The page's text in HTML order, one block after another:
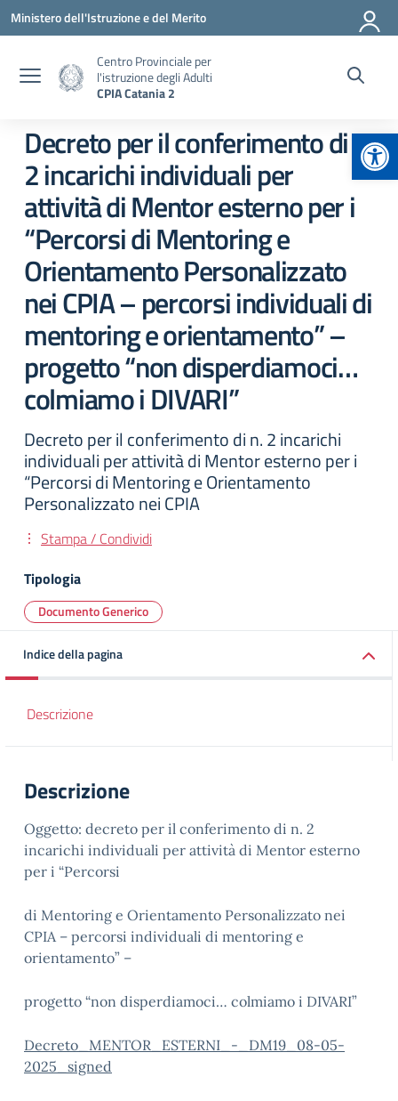
Vai ai contenuti
Vai al menu di navigazione
Vai al footer
Ministero dell'Istruzione e del Merito
Centro Provinciale per
l'istruzione degli Adulti
CPIA Catania 2
Decreto per il conferimento di n.
2 incarichi individuali per
attività di Mentor esterno per i
“Percorsi di Mentoring e
Orientamento Personalizzato
nei CPIA – percorsi individuali di
mentoring e orientamento” –
progetto “non disperdiamoci…
colmiamo i DIVARI”
Decreto per il conferimento di n. 2 incarichi
individuali per attività di Mentor esterno per i
“Percorsi di Mentoring e Orientamento
Personalizzato nei CPIA
Stampa / Condividi
Tipologia
Documento Generico
Indice della pagina
Descrizione
Descrizione
Oggetto: decreto per il conferimento di n. 2
incarichi individuali per attività di Mentor esterno
per i “Percorsi
di Mentoring e Orientamento Personalizzato nei
CPIA – percorsi individuali di mentoring e
orientamento” –
progetto “non disperdiamoci… colmiamo i DIVARI”
Decreto_MENTOR_ESTERNI_-_DM19_08-05-
2025_signed